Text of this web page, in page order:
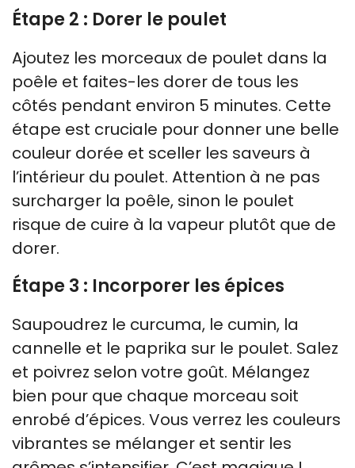
Étape 2 : Dorer le poulet
Ajoutez les morceaux de poulet dans la
poêle et faites-les dorer de tous les
côtés pendant environ 5 minutes. Cette
étape est cruciale pour donner une belle
couleur dorée et sceller les saveurs à
l’intérieur du poulet. Attention à ne pas
surcharger la poêle, sinon le poulet
risque de cuire à la vapeur plutôt que de
dorer.
Étape 3 : Incorporer les épices
Saupoudrez le curcuma, le cumin, la
cannelle et le paprika sur le poulet. Salez
et poivrez selon votre goût. Mélangez
bien pour que chaque morceau soit
enrobé d’épices. Vous verrez les couleurs
vibrantes se mélanger et sentir les